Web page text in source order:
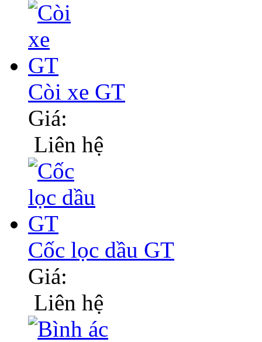
Còi xe GT
Giá:
Liên hệ
Cốc lọc dầu GT
Giá:
Liên hệ